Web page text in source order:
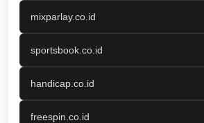
mixparlay.co.id
sportsbook.co.id
handicap.co.id
freespin.co.id